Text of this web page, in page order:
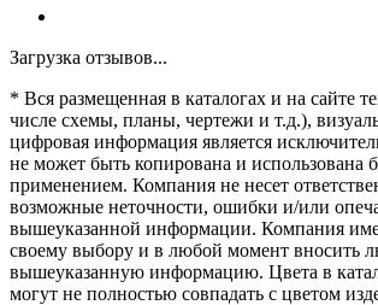
Загрузка отзывов...
* Вся размещенная в каталогах и на сайте
числе схемы, планы, чертежи и т.д.),
цифровая информация является
не может быть копирована и использована
применением. Компания не несет
возможные неточности, ошибки и/или
вышеуказанной информации. Компания
своему выбору и в любой момент вносить
вышеуказанную информацию. Цвета в
могут не полностью совпадать с цветом